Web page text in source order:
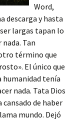
Word,
descarga y hasta
largas tapan lo
Tan
término que
El único que
humanidad tenía
nada. Tata Dios
de haber
mundo. Dejó